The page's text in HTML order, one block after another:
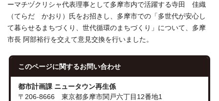
ーマチヅクリシャ代表理事として多摩市内で活躍する寺田 佳織
（てらだ かおり）氏をお招きし、多摩市での「多世代が安心し
て暮らせるまちづくり、世代循環のまちづくり」について、多摩
市長 阿部裕行を交えて意見交換を行いました。
このページに関するお問い合わせ
都市計画課 ニュータウン再生係
〒206-8666 東京都多摩市関戸六丁目12番地1